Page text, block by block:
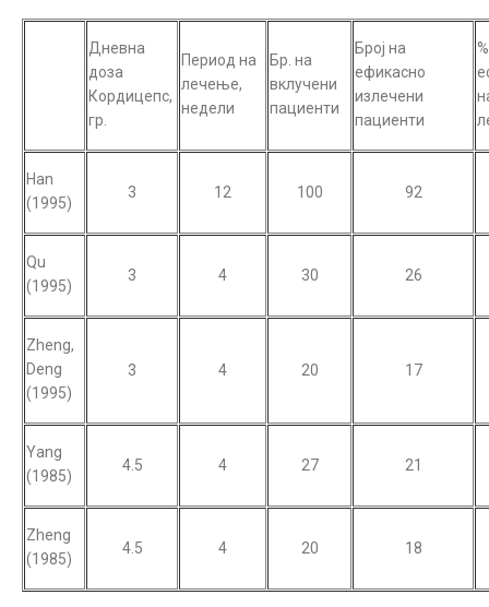
Дневна
доза
Кордицепс,
гр.
Период на
лечење,
недели
Бр. на
вклучени
пациенти
Број на
ефикасно
излечени
пациенти
%
Han
(1995)
3 12 100 92
Qu
(1995)
3 4 30 26
Zheng,
Deng
(1995)
3 4 20 17
Yang
(1985)
4.5 4 27 21
Zheng
(1985)
4.5 4 20 18